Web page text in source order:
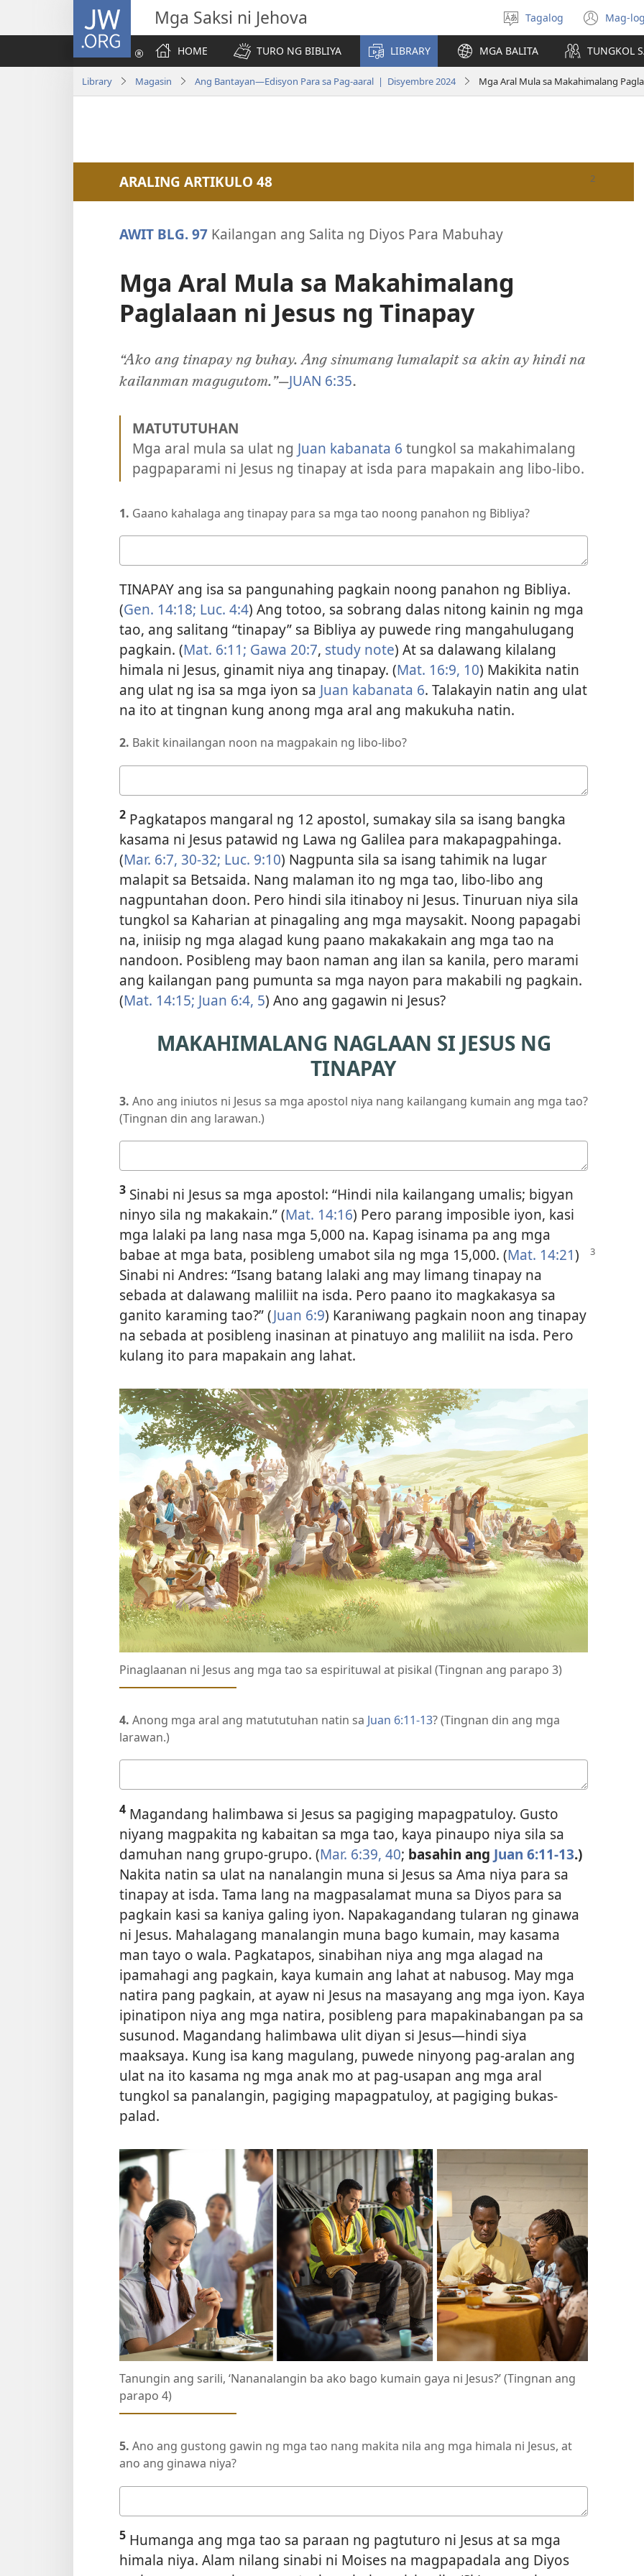
JW.ORG Mga Saksi ni Jehova
Pumili
ng
wika
Tagalog Mag-(may
na
HOME TURO NG BIBLIYA LIBRARY MGA BALITA TUNGKOL
Library Magasin Ang Bantayan—Edisyon Para sa Pag-aaral | Disyembre 2024 Mga Aral Mula sa Makahimalang
ARALING ARTIKULO 48
AWIT BLG. 97 Kailangan ang Salita ng Diyos Para Mabuhay
Mga Aral Mula sa Makahimalang
Paglalaan ni Jesus ng Tinapay
“Ako ang tinapay ng buhay. Ang sinumang lumalapit sa akin ay hindi na
kailanman magugutom.”​—JUAN 6:35.
MATUTUTUHAN
Mga aral mula sa ulat ng Juan kabanata 6 tungkol sa makahimalang
pagpaparami ni Jesus ng tinapay at isda para mapakain ang libo-libo.
1. Gaano kahalaga ang tinapay para sa mga tao noong panahon ng Bibliya?
sagot
mo
TINAPAY ang isa sa pangunahing pagkain noong panahon ng Bibliya.
(Gen. 14:18; Luc. 4:4) Ang totoo, sa sobrang dalas nitong kainin ng mga
tao, ang salitang “tinapay” sa Bibliya ay puwede ring mangahulugang
pagkain. (Mat. 6:11; Gawa 20:​7, study note) At sa dalawang kilalang
himala ni Jesus, ginamit niya ang tinapay. (Mat. 16:​9, 10) Makikita natin
ang ulat ng isa sa mga iyon sa Juan kabanata 6. Talakayin natin ang ulat
na ito at tingnan kung anong mga aral ang makukuha natin.
2. Bakit kinailangan noon na magpakain ng libo-libo?
sagot
mo
2 Pagkatapos mangaral ng 12 apostol, sumakay sila sa isang bangka
kasama ni Jesus patawid ng Lawa ng Galilea para makapagpahinga.
(Mar. 6:​7, 30-32; Luc. 9:10) Nagpunta sila sa isang tahimik na lugar
malapit sa Betsaida. Nang malaman ito ng mga tao, libo-libo ang
nagpuntahan doon. Pero hindi sila itinaboy ni Jesus. Tinuruan niya sila
tungkol sa Kaharian at pinagaling ang mga maysakit. Noong papagabi
na, iniisip ng mga alagad kung paano makakakain ang mga tao na
nandoon. Posibleng may baon naman ang ilan sa kanila, pero marami
ang kailangan pang pumunta sa mga nayon para makabili ng pagkain.
(Mat. 14:15; Juan 6:​4, 5) Ano ang gagawin ni Jesus?
MAKAHIMALANG NAGLAAN SI JESUS NG
TINAPAY
3. Ano ang iniutos ni Jesus sa mga apostol niya nang kailangang kumain ang mga tao?
(Tingnan din ang larawan.)
sagot
mo
3 Sinabi ni Jesus sa mga apostol: “Hindi nila kailangang umalis; bigyan
ninyo sila ng makakain.” (Mat. 14:16) Pero parang imposible iyon, kasi
mga lalaki pa lang nasa mga 5,000 na. Kapag isinama pa ang mga
babae at mga bata, posibleng umabot sila ng mga 15,000. (Mat. 14:21)
Sinabi ni Andres: “Isang batang lalaki ang may limang tinapay na
sebada at dalawang maliliit na isda. Pero paano ito magkakasya sa
ganito karaming tao?” (Juan 6:9) Karaniwang pagkain noon ang tinapay
na sebada at posibleng inasinan at pinatuyo ang maliliit na isda. Pero
kulang ito para mapakain ang lahat.
Pinaglaanan ni Jesus ang mga tao sa espirituwal at pisikal (Tingnan ang parapo 3)
4. Anong mga aral ang matututuhan natin sa Juan 6:​11-13? (Tingnan din ang mga
larawan.)
sagot
mo
4 Magandang halimbawa si Jesus sa pagiging mapagpatuloy. Gusto
niyang magpakita ng kabaitan sa mga tao, kaya pinaupo niya sila sa
damuhan nang grupo-grupo. (Mar. 6:​39, 40; basahin ang Juan 6:​11-13.)
Nakita natin sa ulat na nanalangin muna si Jesus sa Ama niya para sa
tinapay at isda. Tama lang na magpasalamat muna sa Diyos para sa
pagkain kasi sa kaniya galing iyon. Napakagandang tularan ng ginawa
ni Jesus. Mahalagang manalangin muna bago kumain, may kasama
man tayo o wala. Pagkatapos, sinabihan niya ang mga alagad na
ipamahagi ang pagkain, kaya kumain ang lahat at nabusog. May mga
natira pang pagkain, at ayaw ni Jesus na masayang ang mga iyon. Kaya
ipinatipon niya ang mga natira, posibleng para mapakinabangan pa sa
susunod. Magandang halimbawa ulit diyan si Jesus—hindi siya
maaksaya. Kung isa kang magulang, puwede ninyong pag-aralan ang
ulat na ito kasama ng mga anak mo at pag-usapan ang mga aral
tungkol sa panalangin, pagiging mapagpatuloy, at pagiging bukas-
palad.
Tanungin ang sarili, ‘Nananalangin ba ako bago kumain gaya ni Jesus?’ (Tingnan ang
parapo 4)
5. Ano ang gustong gawin ng mga tao nang makita nila ang mga himala ni Jesus, at
ano ang ginawa niya?
sagot
mo
5 Humanga ang mga tao sa paraan ng pagtuturo ni Jesus at sa mga
himala niya. Alam nilang sinabi ni Moises na magpapadala ang Diyos